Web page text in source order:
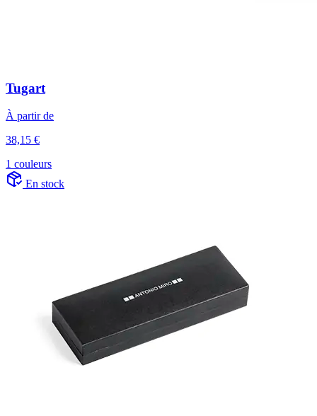
Tugart
À partir de
38,15 €
1 couleurs
En stock